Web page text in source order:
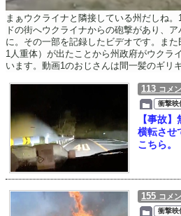
まぁウクライナと隣接している州だしね
ドの街へウクライナからの砲撃があり、
に。その一部を記録したビデオです。また
1人重体）が出たことから州政府がウクラ
います。動画1のおじさんは間一髪のギリ
113 コメ
衝撃映
【事故
横転させ
こちら。
155 コメ
衝撃映